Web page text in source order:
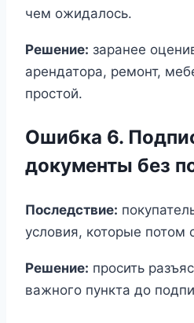
чем ожидалось.
Решение: заранее
арендатора, ремонт,
простой.
Ошибка 6.
документы без
Последствие:
условия, которые потом
Решение: просить
важного пункта до